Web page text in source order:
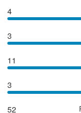
4
3
11
3
52